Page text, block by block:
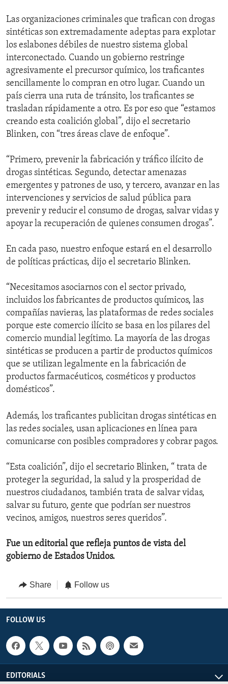
Las organizaciones criminales que trafican con drogas
sintéticas son extremadamente adeptas para explotar
los eslabones débiles de nuestro sistema global
interconectado. Cuando un gobierno restringe
agresivamente el precursor químico, los traficantes
sencillamente lo compran en otro lugar. Cuando un
país cierra una ruta de tránsito, los traficantes se
trasladan rápidamente a otro. Es por eso que “estamos
creando esta coalición global”, dijo el secretario
Blinken, con “tres áreas clave de enfoque”.
“Primero, prevenir la fabricación y tráfico ilícito de
drogas sintéticas. Segundo, detectar amenazas
emergentes y patrones de uso, y tercero, avanzar en las
intervenciones y servicios de salud pública para
prevenir y reducir el consumo de drogas, salvar vidas y
apoyar la recuperación de quienes consumen drogas”.
En cada paso, nuestro enfoque estará en el desarrollo
de políticas prácticas, dijo el secretario Blinken.
“Necesitamos asociarnos con el sector privado,
incluidos los fabricantes de productos químicos, las
compañías navieras, las plataformas de redes sociales
porque este comercio ilícito se basa en los pilares del
comercio mundial legítimo. La mayoría de las drogas
sintéticas se producen a partir de productos químicos
que se utilizan legalmente en la fabricación de
productos farmacéuticos, cosméticos y productos
domésticos”.
Además, los traficantes publicitan drogas sintéticas en
las redes sociales, usan aplicaciones en línea para
comunicarse con posibles compradores y cobrar pagos.
“Esta coalición”, dijo el secretario Blinken, “ trata de
proteger la seguridad, la salud y la prosperidad de
nuestros ciudadanos, también trata de salvar vidas,
salvar su futuro, gente que podrían ser nuestros
vecinos, amigos, nuestros seres queridos”.
Fue un editorial que refleja puntos de vista del
gobierno de Estados Unidos.
Share Follow us
FOLLOW US
EDITORIALS